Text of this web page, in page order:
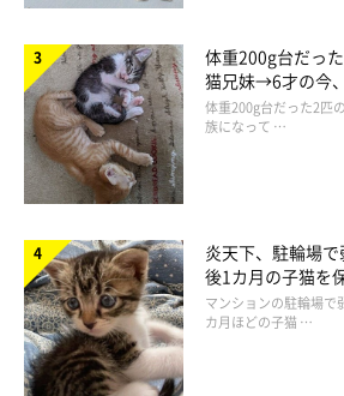
“お兄ちゃん”とは仲良し！
ことも
体重200g台だっ
猫兄妹→6才の今
ほっこり！
体重200g台だった2匹
族になって …
炎天下、駐輪場
後1カ月の子猫を
でツンデレなコに
マンションの駐輪場で
カ月ほどの子猫 …